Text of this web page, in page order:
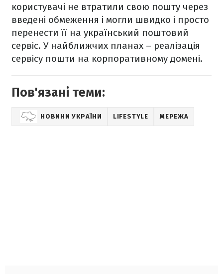
користувачі не втратили свою пошту через
введені обмеження і могли швидко і просто
перенести її на український поштовий
сервіс. У найближчих планах – реалізація
сервісу пошти на корпоративному домені.
Пов'язані теми:
НОВИНИ УКРАЇНИ LIFESTYLE МЕРЕЖА